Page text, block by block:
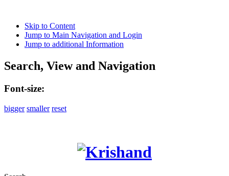
Skip to Content
Jump to Main Navigation and Login
Jump to additional Information
Search, View and Navigation
Font-size:
bigger smaller reset